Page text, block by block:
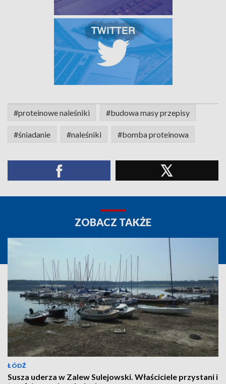
#proteinowe naleśniki #budowa masy przepisy
#śniadanie #naleśniki #bomba proteinowa
ZOBACZ TAKŻE
ŁÓDŹ
Susza uderza w Zalew Sulejowski. Właściciele przystani i